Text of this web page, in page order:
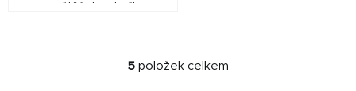
pro štěňata a kočky,
O
5 položek celkem